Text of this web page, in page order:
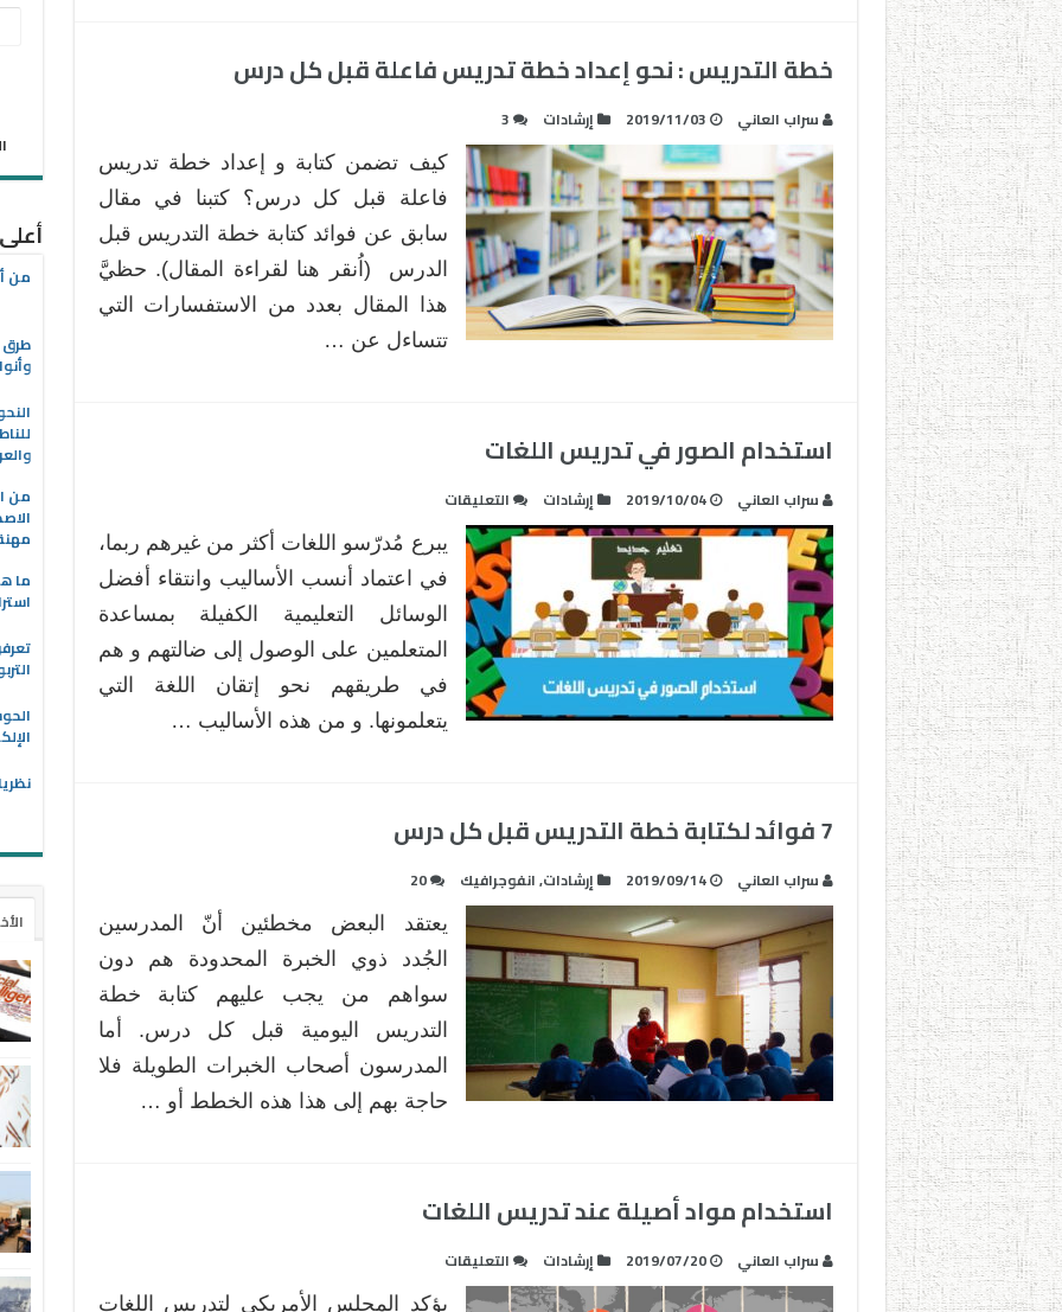
؟
خطة التدريس : نحو إعداد خطة تدريس فاعلة قبل كل درس
سراب العاني 2019/11/03 إرشادات 3
كيف تضمن كتابة و إعداد خطة تدريس
فاعلة قبل كل درس؟ كتبنا في مقال
سابق عن فوائد كتابة خطة التدريس قبل
الدرس (اُنقر هنا لقراءة المقال). حظيَّ
هذا المقال بعدد من الاستفسارات التي
تتساءل عن …
استخدام الصور في تدريس اللغات
سراب العاني 2019/10/04 إرشادات التعليقات
الصور
في
تدريس
اللغات
مغلقة
يبرع مُدرّسو اللغات أكثر من غيرهم ربما،
في اعتماد أنسب الأساليب وانتقاء أفضل
الوسائل التعليمية الكفيلة بمساعدة
المتعلمين على الوصول إلى ضالتهم و هم
في طريقهم نحو إتقان اللغة التي
يتعلمونها. و من هذه الأساليب …
7 فوائد لكتابة خطة التدريس قبل كل درس
سراب العاني 2019/09/14 إرشادات,انفوجرافيك 20
يعتقد البعض مخطئين أنّ المدرسين
الجُدد ذوي الخبرة المحدودة هم دون
سواهم من يجب عليهم كتابة خطة
التدريس اليومية قبل كل درس. أما
المدرسون أصحاب الخبرات الطويلة فلا
حاجة بهم إلى هذا هذه الخطط أو …
استخدام مواد أصيلة عند تدريس اللغات
سراب العاني 2019/07/20 إرشادات التعليقات
يؤكد المجلس الأمريكي لتدريس اللغات
من
طرق
من
ما